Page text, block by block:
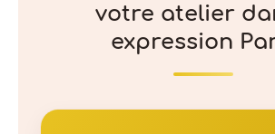
votre atelier
expression